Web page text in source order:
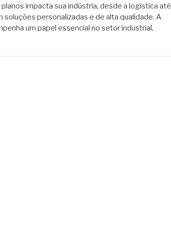
impacta sua indústria, desde a logística até
soluções personalizadas e de alta qualidade. A
um papel essencial no setor industrial,